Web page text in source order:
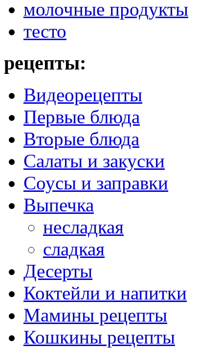
молочные продукты
тесто
рецепты:
Видеорецепты
Первые блюда
Вторые блюда
Салаты и закуски
Соусы и заправки
Выпечка
несладкая
сладкая
Десерты
Коктейли и напитки
Мамины рецепты
Кошкины рецепты